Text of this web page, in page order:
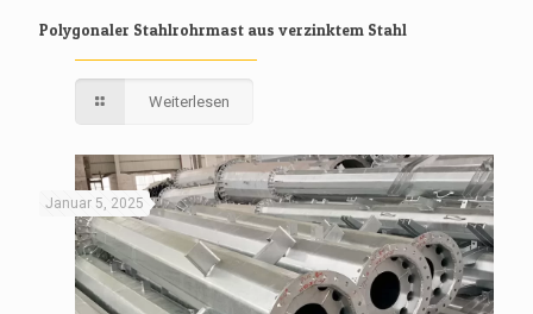
Polygonaler Stahlrohrmast aus verzinktem Stahl
Weiterlesen
Januar 5, 2025